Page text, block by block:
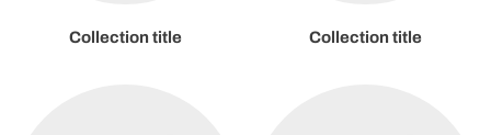
Collection title Collection title